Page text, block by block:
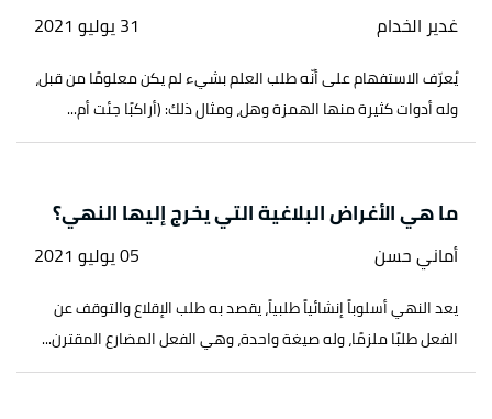
غدير الخدام 31 يوليو 2021
يُعرّف الاستفهام على أنّه طلب العلم بشيء لم يكن معلومًا من قبل،
وله أدوات كثيرة منها الهمزة وهل، ومثال ذلك: (أراكبًا جئت أم...
ما هي الأغراض البلاغية التي يخرج إليها النهي؟
أماني حسن 05 يوليو 2021
يعد النهي أسلوباً إنشائياً طلبياً، يقصد به طلب الإقلاع والتوقف عن
الفعل طلبًا ملزمًا، وله صيغة واحدة، وهي الفعل المضارع المقترن...